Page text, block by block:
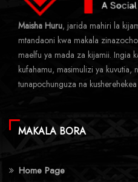
Maisha Huru, jarida mahiri la
mtandaoni kwa makala
maelfu ya mada za kijamii. Ingia
kufahamu, masimulizi ya kuvutia,
tunapochunguza na
MAKALA BORA
Home Page